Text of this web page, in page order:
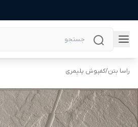
راسا بتن/کفپوش پلیمری